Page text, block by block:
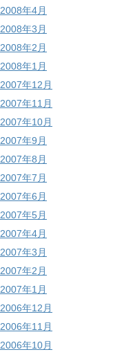
2008年4月
2008年3月
2008年2月
2008年1月
2007年12月
2007年11月
2007年10月
2007年9月
2007年8月
2007年7月
2007年6月
2007年5月
2007年4月
2007年3月
2007年2月
2007年1月
2006年12月
2006年11月
2006年10月